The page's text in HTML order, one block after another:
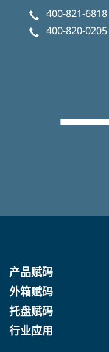
400-821-6818
400-820-0205
产品赋码
外箱赋码
托盘赋码
行业应用